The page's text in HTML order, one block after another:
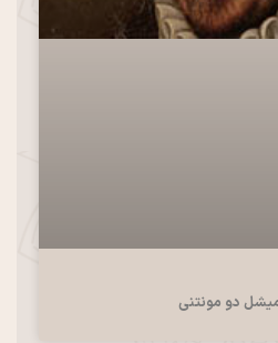
میشل دو مونتنی